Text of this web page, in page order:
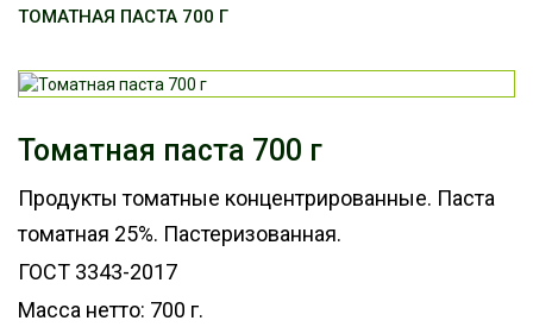
ТОМАТНАЯ ПАСТА 700 Г
Томатная паста 700 г
Продукты томатные концентрированные. Паста
томатная 25%. Пастеризованная.
ГОСТ 3343-2017
Масса нетто: 700 г.